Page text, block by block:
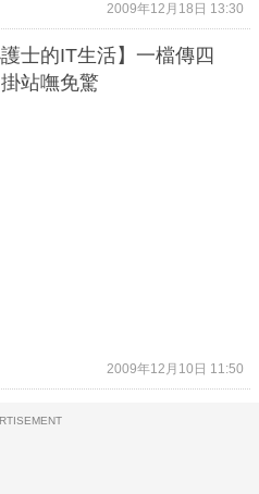
2009年12月18日 13:30
護士的IT生活】一檔傳四
站嘸免驚
2009年12月10日 11:50